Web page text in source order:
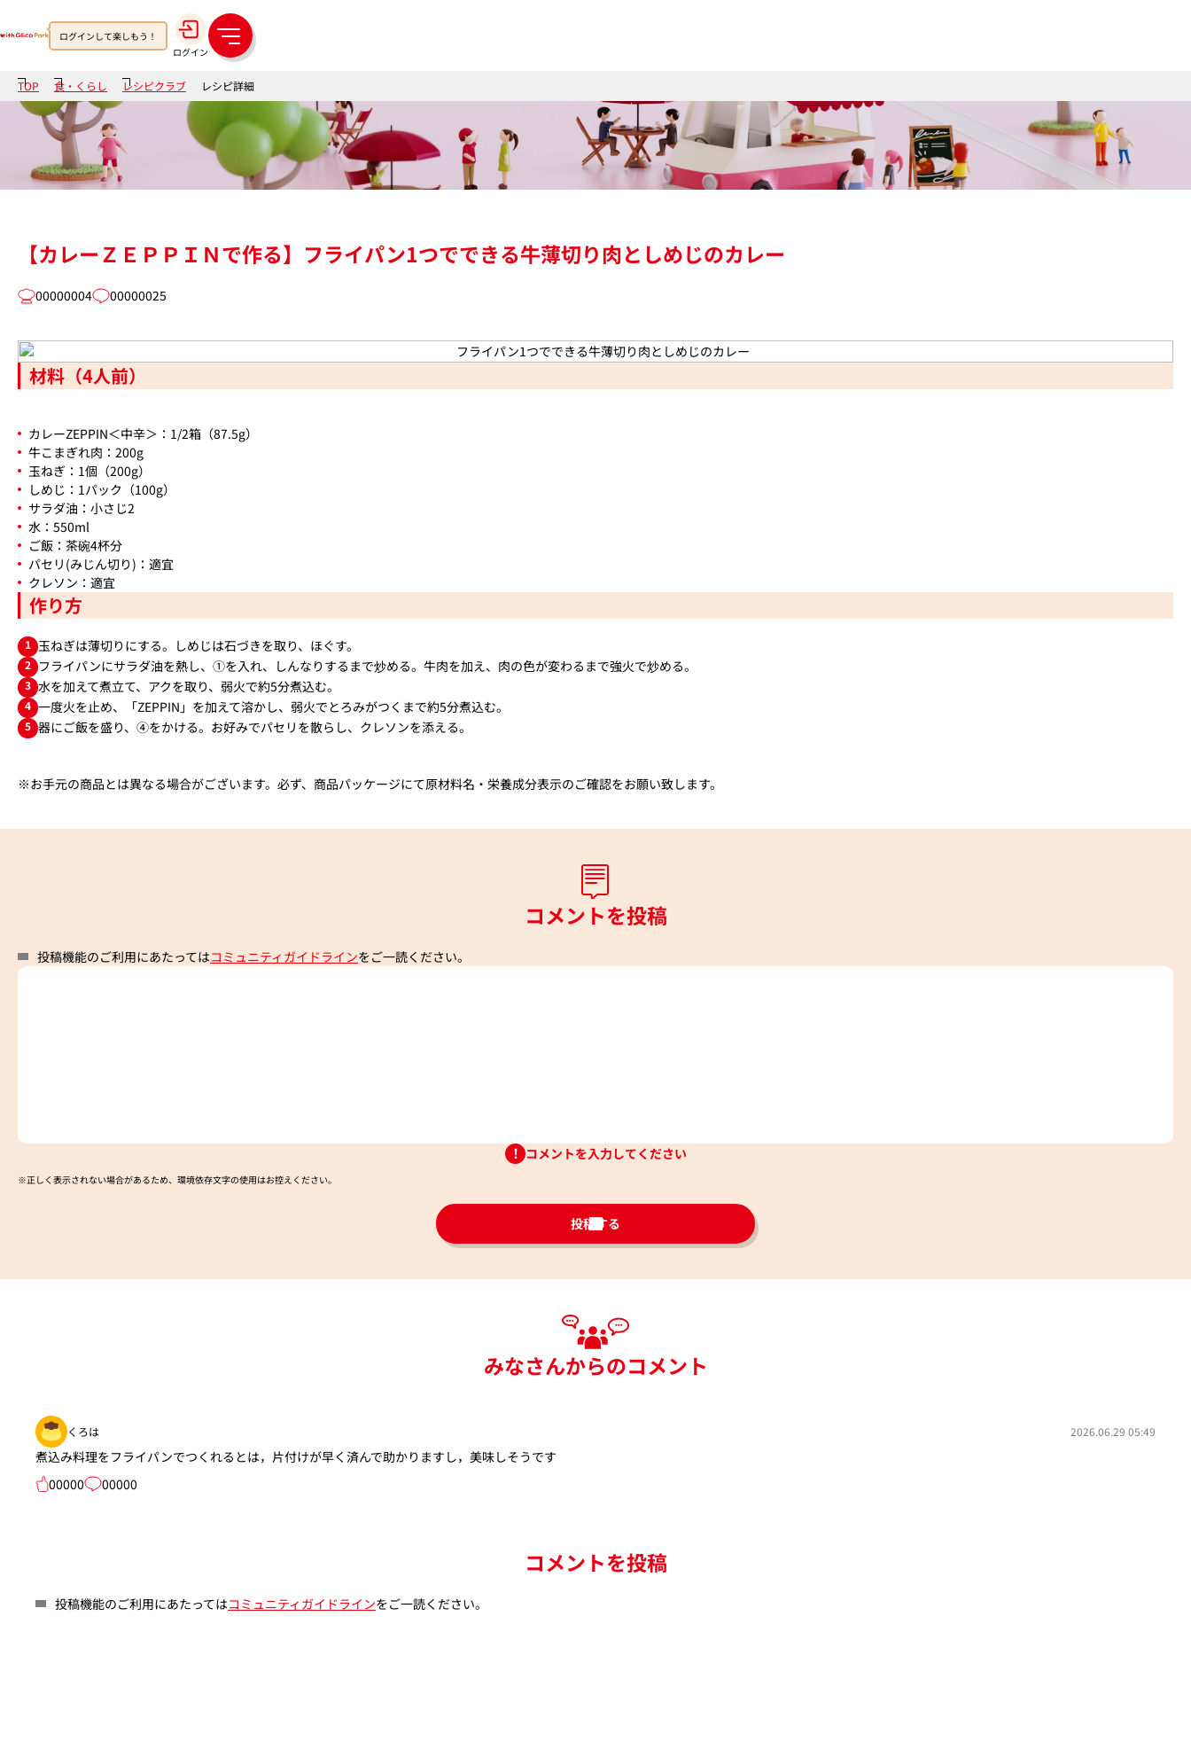
ログインして楽しもう！
ログイン
メ
ニ
ュ
ー
TOP 食・くらし レシピクラブ レシピ詳細
【カレーＺＥＰＰＩＮで作る】フライパン1つでできる牛薄切り肉としめじのカレー
00000004 00000025
材料（4人前）
カレーZEPPIN＜中辛＞：1/2箱（87.5g）
牛こまぎれ肉：200g
玉ねぎ：1個（200g）
しめじ：1パック（100g）
サラダ油：小さじ2
水：550ml
ご飯：茶碗4杯分
パセリ(みじん切り)：適宜
クレソン：適宜
作り方
1 玉ねぎは薄切りにする。しめじは石づきを取り、ほぐす。
2 フライパンにサラダ油を熱し、①を入れ、しんなりするまで炒める。牛肉を加え、肉の色が変わるまで強火で炒める。
3 水を加えて煮立て、アクを取り、弱火で約5分煮込む。
4 一度火を止め、「ZEPPIN」を加えて溶かし、弱火でとろみがつくまで約5分煮込む。
5 器にご飯を盛り、④をかける。お好みでパセリを散らし、クレソンを添える。
※お手元の商品とは異なる場合がございます。必ず、商品パッケージにて原材料名・栄養成分表示のご確認をお願い致します。
コメントを投稿
投稿機能のご利用にあたってはコミュニティガイドラインをご一読ください。
コメントを入力してください
※正しく表示されない場合があるため、環境依存文字の使用はお控えください。​
投稿する
みなさんからのコメント
くろは 2026.06.29 05:49
煮込み料理をフライパンでつくれるとは，片付けが早く済んで助かりますし，美味しそうです
00000
00000
コメントを投稿
投稿機能のご利用にあたってはコミュニティガイドラインをご一読ください。